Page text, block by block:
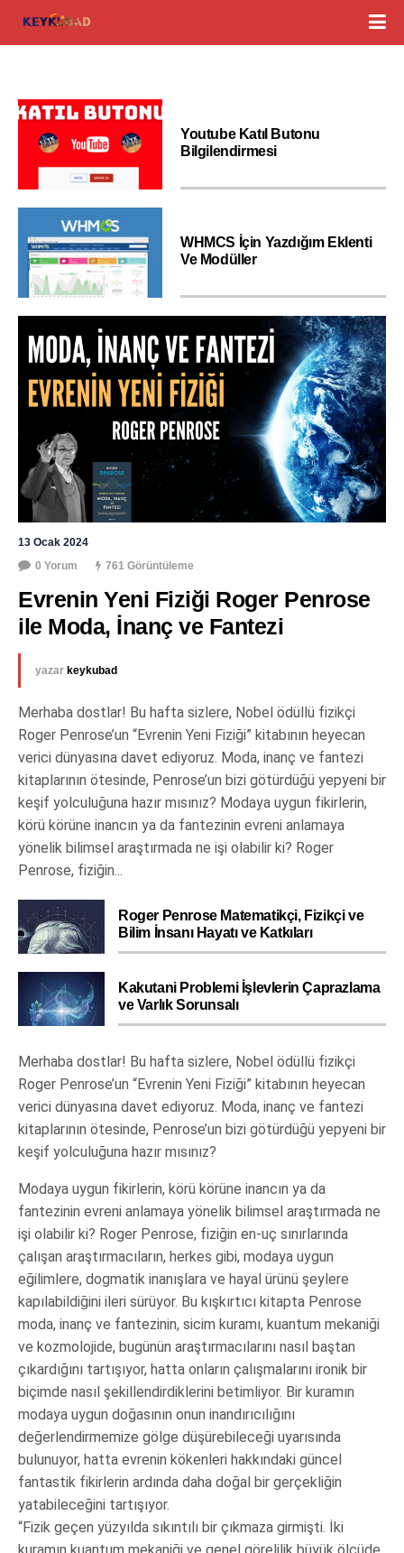
Youtube Katıl Butonu
Bilgilendirmesi
WHMCS İçin Yazdığım Eklenti
Ve Modüller
13 Ocak 2024
0 Yorum
761 Görüntüleme
Evrenin Yeni Fiziği Roger Penrose
ile Moda, İnanç ve Fantezi
yazar keykubad
Merhaba dostlar! Bu hafta sizlere, Nobel ödüllü fizikçi
Roger Penrose’un “Evrenin Yeni Fiziği” kitabının heyecan
verici dünyasına davet ediyoruz. Moda, inanç ve fantezi
kitaplarının ötesinde, Penrose’un bizi götürdüğü yepyeni bir
keşif yolculuğuna hazır mısınız? Modaya uygun fikirlerin,
körü körüne inancın ya da fantezinin evreni anlamaya
yönelik bilimsel araştırmada ne işi olabilir ki? Roger
Penrose, fiziğin...
Roger Penrose Matematikçi, Fizikçi ve
Bilim İnsanı Hayatı ve Katkıları
Kakutani Problemi İşlevlerin Çaprazlama
ve Varlık Sorunsalı
Merhaba dostlar! Bu hafta sizlere, Nobel ödüllü fizikçi
Roger Penrose’un “Evrenin Yeni Fiziği” kitabının heyecan
verici dünyasına davet ediyoruz. Moda, inanç ve fantezi
kitaplarının ötesinde, Penrose’un bizi götürdüğü yepyeni bir
keşif yolculuğuna hazır mısınız?
Modaya uygun fikirlerin, körü körüne inancın ya da
fantezinin evreni anlamaya yönelik bilimsel araştırmada ne
işi olabilir ki? Roger Penrose, fiziğin en-uç sınırlarında
çalışan araştırmacıların, herkes gibi, modaya uygun
eğilimlere, dogmatik inanışlara ve hayal ürünü şeylere
kapılabildiğini ileri sürüyor. Bu kışkırtıcı kitapta Penrose
moda, inanç ve fantezinin, sicim kuramı, kuantum mekaniği
ve kozmolojide, bugünün araştırmacılarını nasıl baştan
çıkardığını tartışıyor, hatta onların çalışmalarını ironik bir
biçimde nasıl şekillendirdiklerini betimliyor. Bir kuramın
modaya uygun doğasının onun inandırıcılığını
değerlendirmemize gölge düşürebileceği uyarısında
bulunuyor, hatta evrenin kökenleri hakkındaki güncel
fantastik fikirlerin ardında daha doğal bir gerçekliğin
yatabileceğini tartışıyor.
“Fizik geçen yüzyılda sıkıntılı bir çıkmaza girmişti. İki